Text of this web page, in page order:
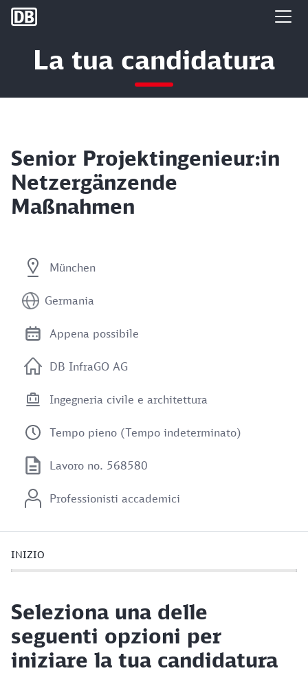
DB Group
La tua candidatura
Senior Projektingenieur:in
Netzergänzende
Maßnahmen
München
Germania
Appena possibile
DB InfraGO AG
Ingegneria civile e architettura
Tempo pieno (Tempo indeterminato)
Lavoro no. 568580
Professionisti accademici
INIZIO
Seleziona una delle
seguenti opzioni per
iniziare la tua candidatura